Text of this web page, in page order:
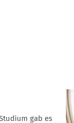
gab es